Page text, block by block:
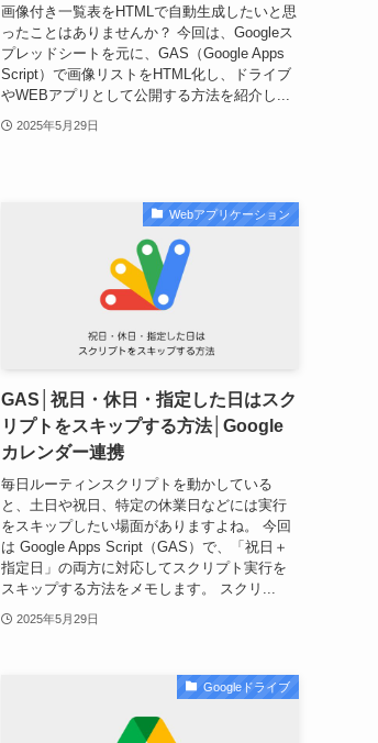
画像付き一覧表をHTMLで自動生成したいと思
ったことはありませんか？ 今回は、Googleス
プレッドシートを元に、GAS（Google Apps
Script）で画像リストをHTML化し、ドライブ
やWEBアプリとして公開する方法を紹介し...
2025年5月29日
Webアプリケーション
GAS│祝日・休日・指定した日はスク
リプトをスキップする方法│Google
カレンダー連携
毎日ルーティンスクリプトを動かしている
と、土日や祝日、特定の休業日などには実行
をスキップしたい場面がありますよね。 今回
は Google Apps Script（GAS）で、「祝日＋
指定日」の両方に対応してスクリプト実行を
スキップする方法をメモします。 スクリ...
2025年5月29日
Googleドライブ